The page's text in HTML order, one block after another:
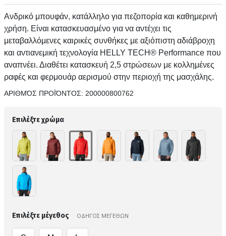
Ανδρικό μπουφάν, κατάλληλο για πεζοπορία και καθημερινή
χρήση. Είναι κατασκευασμένο για να αντέχει τις
μεταβαλλόμενες καιρικές συνθήκες με αξιόπιστη αδιάβροχη
και αντιανεμική τεχνολογία HELLY TECH® Performance που
αναπνέει. Διαθέτει κατασκευή 2,5 στρώσεων με κολλημένες
ραφές και φερμουάρ αερισμού στην περιοχή της μασχάλης.
ΑΡΙΘΜΌΣ ΠΡΟΪΌΝΤΟΣ: 200000800762
Επιλέξτε χρώμα
Επιλέξτε μέγεθος ΟΔΗΓΟΣ ΜΕΓΕΘΩΝ